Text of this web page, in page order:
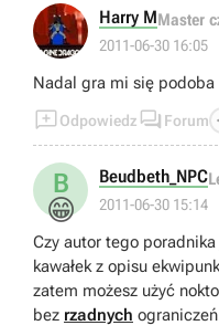
Harry MMaster
2011-06-30 16:05
Nadal gra mi się podoba
Odpowiedz  Forum
B
😁
Beudbeth_NPC
2011-06-30 15:14
Czy autor tego
kawałek z opisu
zatem możesz użyć
bez rzadnych